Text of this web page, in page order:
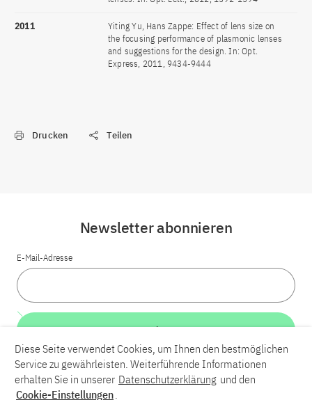
2011
Yiting Yu, Hans Zappe: Effect of lens size on
the focusing performance of plasmonic lenses
and suggestions for the design. In: Opt.
Express, 2011, 9434-9444
Drucken Teilen
LinkedInBlueskyYouTube
Newsletter abonnieren
E-Mail-Adresse
Weiter
Diese Seite verwendet Cookies, um Ihnen den bestmöglichen
Service zu gewährleisten. Weiterführende Informationen
erhalten Sie in unserer Datenschutzerklärung und den
Cookie-Einstellungen.